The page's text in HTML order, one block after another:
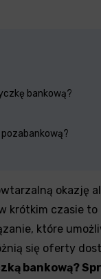
bankową?
okazję
krótkim czasie
które
się oferty
bankową?